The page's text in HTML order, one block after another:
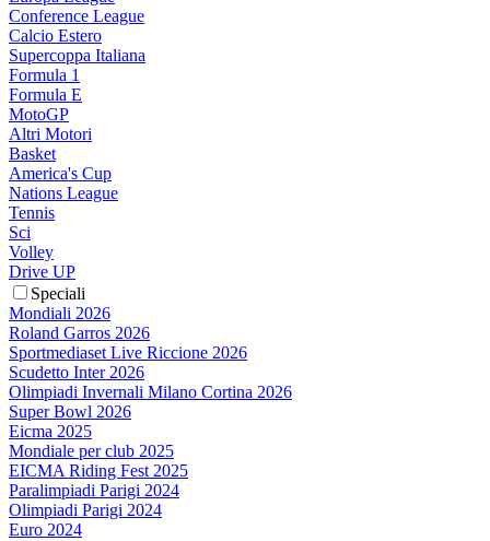
Conference League
Calcio Estero
Supercoppa Italiana
Formula 1
Formula E
MotoGP
Altri Motori
Basket
America's Cup
Nations League
Tennis
Sci
Volley
Drive UP
Speciali
Mondiali 2026
Roland Garros 2026
Sportmediaset Live Riccione 2026
Scudetto Inter 2026
Olimpiadi Invernali Milano Cortina 2026
Super Bowl 2026
Eicma 2025
Mondiale per club 2025
EICMA Riding Fest 2025
Paralimpiadi Parigi 2024
Olimpiadi Parigi 2024
Euro 2024